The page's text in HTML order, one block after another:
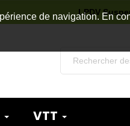
de navigation. En
LPDV
VTT